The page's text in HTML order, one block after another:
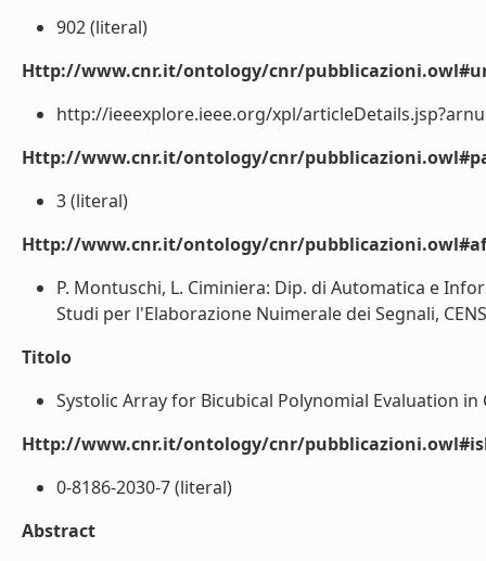
902 (literal)
Http://www.cnr.it/ontology/cnr/
http://ieeexplore.ieee.org/xpl/
Http://www.cnr.it/ontology/cnr/
3 (literal)
Http://www.cnr.it/ontology/cnr/
P. Montuschi, L. Ciminiera: Dip. di Automatica e
Studi per l'Elaborazione Nuimerale dei Segnali,
Titolo
Systolic Array for Bicubical Polynomial Evaluation
Http://www.cnr.it/ontology/cnr/
0-8186-2030-7 (literal)
Abstract